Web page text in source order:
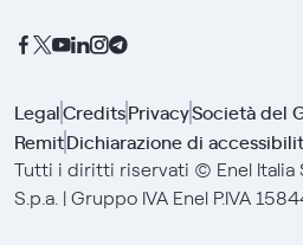
LegalCreditsPrivacySocietà del
RemitDichiarazione di
Tutti i diritti riservati © Enel Italia
S.p.a. | Gruppo IVA Enel P.IVA